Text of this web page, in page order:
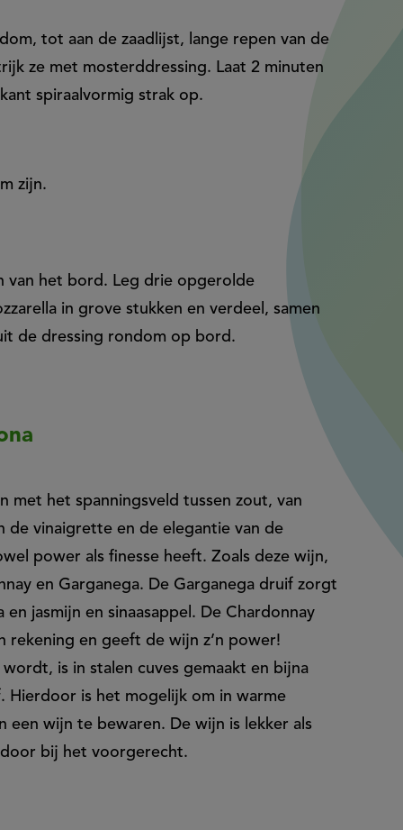
tot aan de zaadlijst, lange repen van de
ze met mosterddressing. Laat 2 minuten
spiraalvormig strak op.
zijn.
van het bord. Leg drie opgerolde
in grove stukken en verdeel, samen
de dressing rondom op bord.
met het spanningsveld tussen zout, van
de vinaigrette en de elegantie van de
power als finesse heeft. Zoals deze wijn,
en Garganega. De Garganega druif zorgt
jasmijn en sinaasappel. De Chardonnay
en geeft de wijn z’n power!
is in stalen cuves gemaakt en bijna
Hierdoor is het mogelijk om in warme
een wijn te bewaren. De wijn is lekker als
bij het voorgerecht.